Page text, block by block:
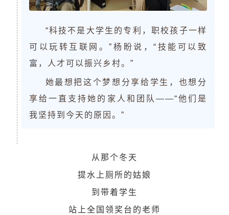
“科技不是大学生的专利，职校孩子一样
可以玩转互联网。”杨盼说，“技能可以致
富，人才可以振兴乡村。”
她最想把这个梦想分享给学生，也想分
享给一直支持她的家人和团队——“他们是
我坚持到今天的原因。”
从那个冬天
提水上厕所的姑娘
到带着学生
站上全国领奖台的老师